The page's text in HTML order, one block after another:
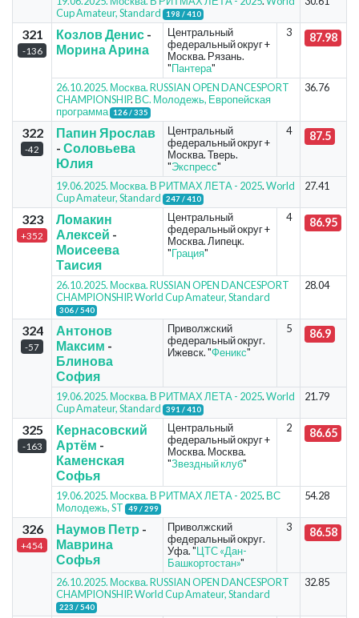
Cup Amateur, Standard
198 / 410
321
-136
Козлов Денис-
Морина Арина
Центральный
федеральный округ +
Москва. Рязань.
"Пантера"
3 87.98
26.10.2025. Москва. RUSSIAN OPEN DANCESPORT
CHAMPIONSHIP. ВС. Молодежь, Европейская
программа
126 / 335
36.76
322
-42
Папин Ярослав
- Соловьева
Юлия
Центральный
федеральный округ +
Москва. Тверь.
"Экспресс"
4 87.5
19.06.2025. Москва. В РИТМАХ ЛЕТА - 2025.World
Cup Amateur, Standard
247 / 410
27.41
323
+352
Ломакин
Алексей -
Моисеева
Таисия
Центральный
федеральный округ +
Москва. Липецк.
"Грация"
4 86.95
26.10.2025. Москва. RUSSIAN OPEN DANCESPORT
CHAMPIONSHIP.World Cup Amateur, Standard
306 / 540
28.04
324
-57
Антонов
Максим -
Блинова
София
Приволжский
федеральный округ.
Ижевск. "Феникс"
5 86.9
19.06.2025. Москва. В РИТМАХ ЛЕТА - 2025.World
Cup Amateur, Standard
391 / 410
21.79
325
-163
Кернасовский
Артём -
Каменская
Софья
Центральный
федеральный округ +
Москва. Москва.
"Звездный клуб"
2 86.65
19.06.2025. Москва. В РИТМАХ ЛЕТА - 2025. ВС
Молодежь, ST
49 / 299
54.28
326
+454
Наумов Петр -
Маврина
Софья
Приволжский
федеральный округ.
Уфа. "ЦТС «Дан-
Башкортостан»"
3 86.58
26.10.2025. Москва. RUSSIAN OPEN DANCESPORT
CHAMPIONSHIP.World Cup Amateur, Standard
223 / 540
32.85